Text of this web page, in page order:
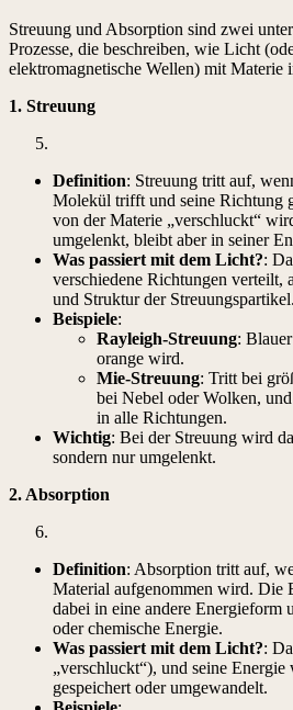
Streuung und Absorption sind zwei
Prozesse, die beschreiben, wie Licht
elektromagnetische Wellen) mit Materie
1. Streuung
Definition: Streuung tritt auf,
Molekül trifft und seine Richtung
von der Materie „verschluckt“
umgelenkt, bleibt aber in seiner
Was passiert mit dem Licht?:
verschiedene Richtungen verteilt,
und Struktur der Streuungspartikel.
Beispiele:
Rayleigh-Streuung:
orange wird.
Mie-Streuung: Tritt bei
bei Nebel oder Wolken,
in alle Richtungen.
Wichtig: Bei der Streuung wird
sondern nur umgelenkt.
2. Absorption
Definition: Absorption tritt auf,
Material aufgenommen wird. Die
dabei in eine andere Energieform
oder chemische Energie.
Was passiert mit dem Licht?:
„verschluckt“), und seine
gespeichert oder umgewandelt.